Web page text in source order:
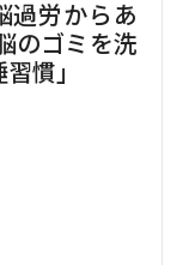
過労からあ
のゴミを洗
慣」